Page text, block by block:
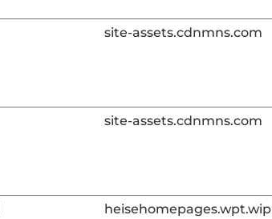
site-assets.cdnmns.com
site-assets.cdnmns.com
heisehomepages.wpt.wip